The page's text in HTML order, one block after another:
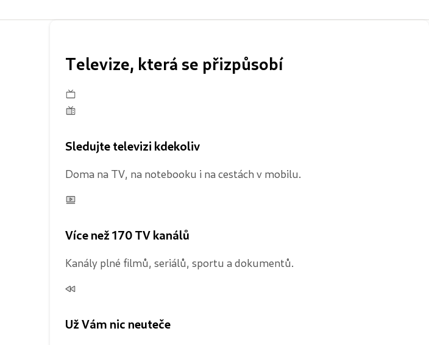
Televize, která se přizpůsobí
Sledujte televizi kdekoliv
Doma na TV, na notebooku i na cestách v mobilu.
Více než 170 TV kanálů
Kanály plné filmů, seriálů, sportu a dokumentů.
Už Vám nic neuteče